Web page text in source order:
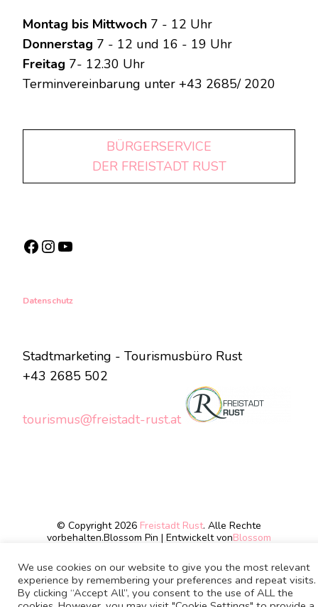
Montag bis Mittwoch 7 - 12 Uhr
Donnerstag 7 - 12 und 16 - 19 Uhr
Freitag 7- 12.30 Uhr
Terminvereinbarung unter +43 2685/ 2020
BÜRGERSERVICE
DER FREISTADT RUST
Facebook
Instagram
YouTube
Datenschutz
Stadtmarketing - Tourismusbüro Rust
+43 2685 502
tourismus@freistadt-rust.at
© Copyright 2026 Freistadt Rust. Alle Rechte
vorbehalten.Blossom Pin | Entwickelt vonBlossom
We use cookies on our website to give you the most relevant
experience by remembering your preferences and repeat visits.
By clicking “Accept All”, you consent to the use of ALL the